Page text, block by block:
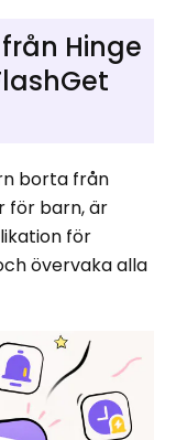
Hinge
borta från
för barn, är
för
övervaka alla